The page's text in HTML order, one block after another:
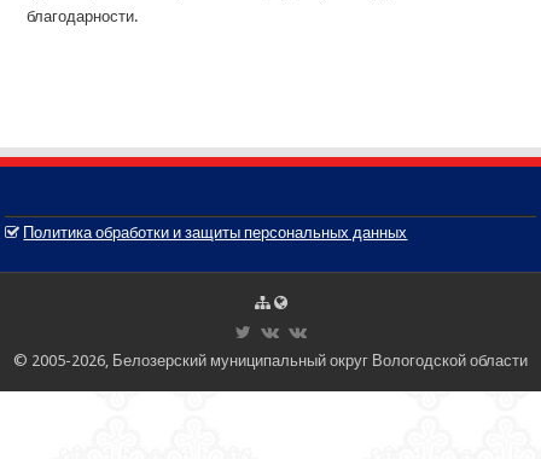
благодарности.
Политика обработки и защиты персональных данных
© 2005-2026, Белозерский муниципальный округ Вологодской области